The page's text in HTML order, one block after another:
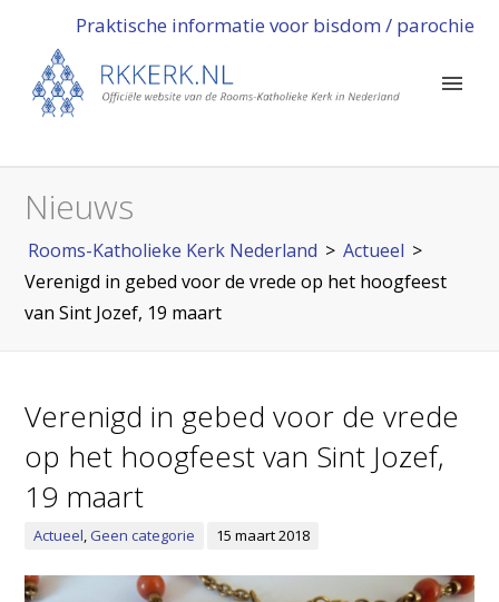
Praktische informatie voor bisdom / parochie
Nieuws
Rooms-Katholieke Kerk Nederland > Actueel >
Verenigd in gebed voor de vrede op het hoogfeest
van Sint Jozef, 19 maart
Verenigd in gebed voor de vrede
op het hoogfeest van Sint Jozef,
19 maart
Actueel, Geen categorie 15 maart 2018